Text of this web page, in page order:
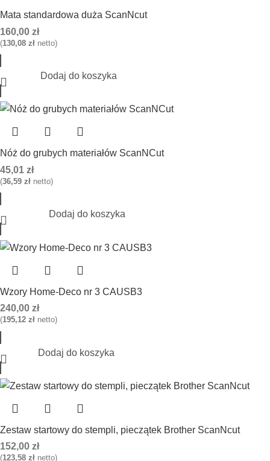
Mata standardowa duża ScanNcut
160,00 zł
(130,08 zł netto)
Dodaj do koszyka
Nóż do grubych materiałów ScanNCut
45,01 zł
(36,59 zł netto)
Dodaj do koszyka
Wzory Home-Deco nr 3 CAUSB3
240,00 zł
(195,12 zł netto)
Dodaj do koszyka
Zestaw startowy do stempli, pieczątek Brother ScanNcut
152,00 zł
(123,58 zł netto)